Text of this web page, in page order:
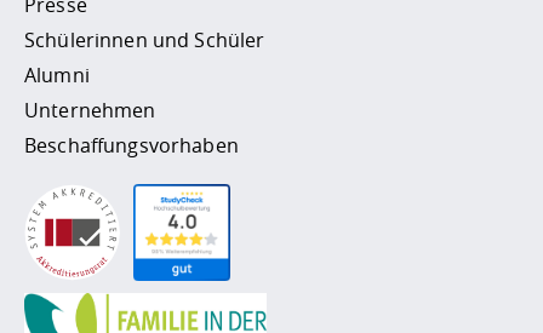
Schülerinnen und Schüler
Alumni
Unternehmen
Beschaffungsvorhaben